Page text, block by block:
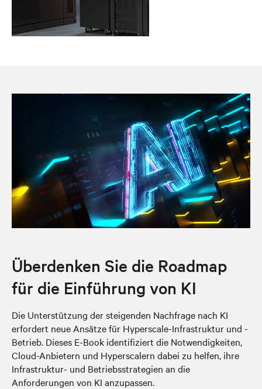
Überdenken Sie die Roadmap
für die Einführung von KI
Die Unterstützung der steigenden Nachfrage nach KI
erfordert neue Ansätze für Hyperscale-Infrastruktur und -
Betrieb. Dieses E-Book identifiziert die Notwendigkeiten,
Cloud-Anbietern und Hyperscalern dabei zu helfen, ihre
Infrastruktur- und Betriebsstrategien an die
Anforderungen von KI anzupassen.